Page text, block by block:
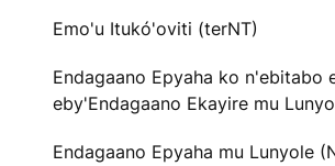
Emo'u Itukó'oviti (terNT)
Endagaano Epyaha ko n'ebitabo
eby'Endagaano Ekayire mu
Endagaano Epyaha mu Lunyole